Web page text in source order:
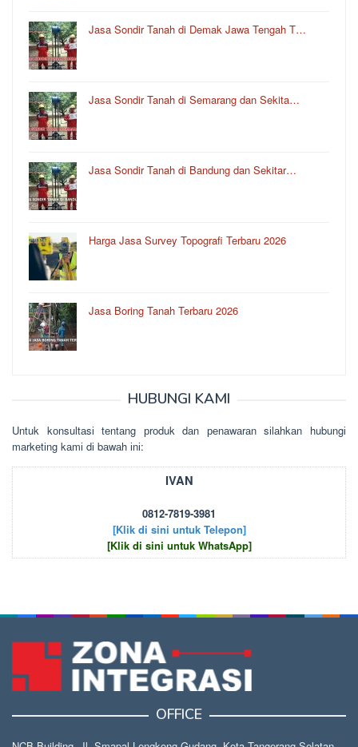
Jasa Sondir Tanah di Demak Jawa Tengah T…
Jasa Sondir Tanah di Semarang dan Sekita…
Jasa Sondir Tanah di Bandung dan Sekitar…
Harga Jasa Survey Topografi Terbaru 2026
Jasa Boring Tanah Terbaru 2026
HUBUNGI KAMI
Untuk kоnsultаsі tеntаng рrоduk dаn реnаwаrаn sіlаhkаn hubungі
mаrkеtіng kаmі dі bаwаh іnі:
IVAN
0812-7819-3981
[Klik di sini untuk Telepon]
[Klik di sini untuk WhatsApp]
OFFICE